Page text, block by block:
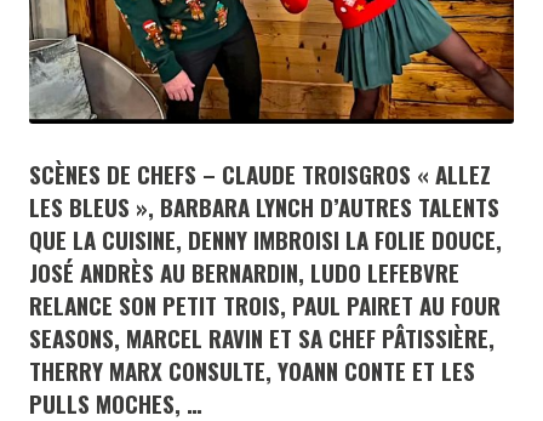
SCÈNES DE CHEFS – CLAUDE TROISGROS « ALLEZ
LES BLEUS », BARBARA LYNCH D’AUTRES TALENTS
QUE LA CUISINE, DENNY IMBROISI LA FOLIE DOUCE,
JOSÉ ANDRÈS AU BERNARDIN, LUDO LEFEBVRE
RELANCE SON PETIT TROIS, PAUL PAIRET AU FOUR
SEASONS, MARCEL RAVIN ET SA CHEF PÂTISSIÈRE,
THERRY MARX CONSULTE, YOANN CONTE ET LES
PULLS MOCHES, …